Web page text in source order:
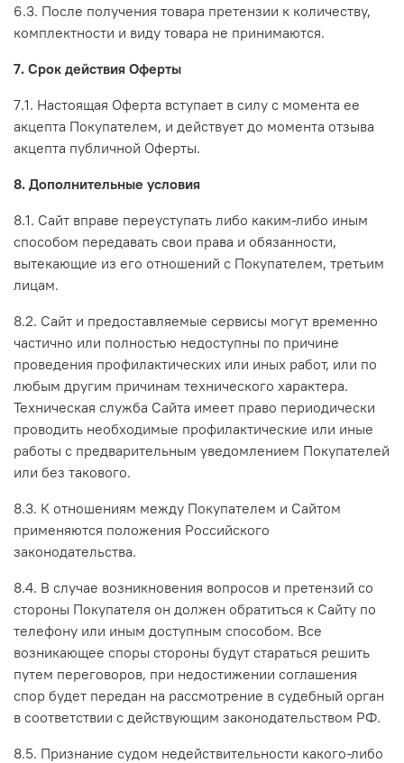
6.3. После получения товара претензии к количеству,
комплектности и виду товара не принимаются.
7. Срок действия Оферты
7.1. Настоящая Оферта вступает в силу с момента ее
акцепта Покупателем, и действует до момента отзыва
акцепта публичной Оферты.
8. Дополнительные условия
8.1. Сайт вправе переуступать либо каким-либо иным
способом передавать свои права и обязанности,
вытекающие из его отношений с Покупателем, третьим
лицам.
8.2. Сайт и предоставляемые сервисы могут временно
частично или полностью недоступны по причине
проведения профилактических или иных работ, или по
любым другим причинам технического характера.
Техническая служба Сайта имеет право периодически
проводить необходимые профилактические или иные
работы с предварительным уведомлением Покупателей
или без такового.
8.3. К отношениям между Покупателем и Сайтом
применяются положения Российского
законодательства.
8.4. В случае возникновения вопросов и претензий со
стороны Покупателя он должен обратиться к Сайту по
телефону или иным доступным способом. Все
возникающее споры стороны будут стараться решить
путем переговоров, при недостижении соглашения
спор будет передан на рассмотрение в судебный орган
в соответствии с действующим законодательством РФ.
8.5. Признание судом недействительности какого-либо